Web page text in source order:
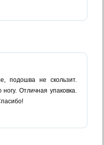
подошва не скользит.
Отличная упаковка.